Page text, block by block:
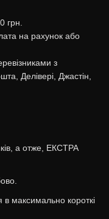
грн.
на рахунок або
з
Делівері, Джастін,
а отже, ЕКСТРА
максимально короткі